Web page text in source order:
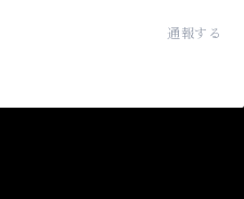
通報する